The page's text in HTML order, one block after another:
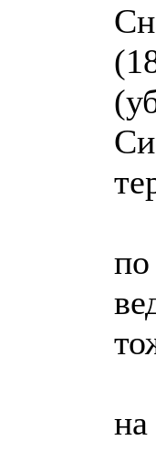
по